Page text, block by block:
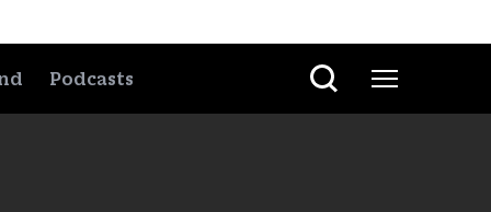
Podcasts